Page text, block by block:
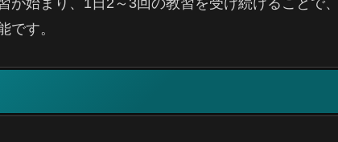
始まり、1日2～3回の教習を受け続けることで、
です。